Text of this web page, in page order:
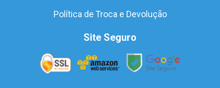
Política de Troca e Devolução
Site Seguro